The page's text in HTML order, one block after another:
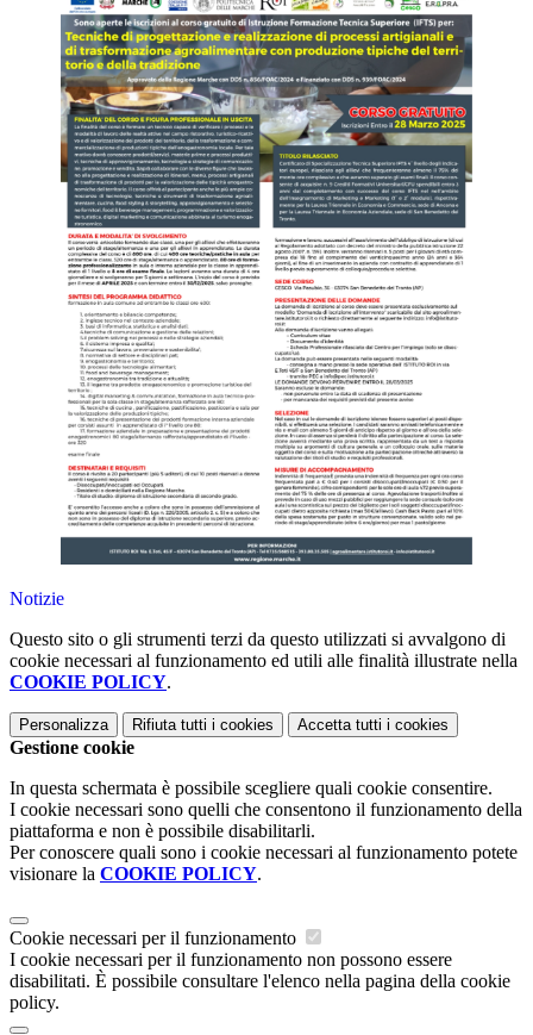
Notizie
Questo sito o gli strumenti terzi da questo utilizzati si avvalgono di
cookie necessari al funzionamento ed utili alle finalità illustrate nella
COOKIE POLICY.
Personalizza Rifiuta tutti i cookies Accetta tutti i cookies
Gestione cookie
In questa schermata è possibile scegliere quali cookie consentire.
I cookie necessari sono quelli che consentono il funzionamento della
piattaforma e non è possibile disabilitarli.
Per conoscere quali sono i cookie necessari al funzionamento potete
visionare la COOKIE POLICY.
Cookie necessari per il funzionamento
I cookie necessari per il funzionamento non possono essere
disabilitati. È possibile consultare l'elenco nella pagina della cookie
policy.